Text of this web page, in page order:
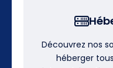
Découvrez nos
héberger